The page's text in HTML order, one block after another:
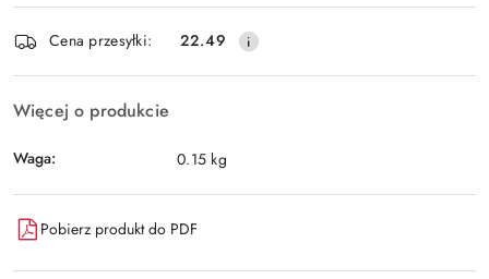
Wyślij
Dostępność
i
dostawa
Cena przesyłki: 22.49
Więcej o produkcie
Waga: 0.15 kg
Pobierz produkt do PDF